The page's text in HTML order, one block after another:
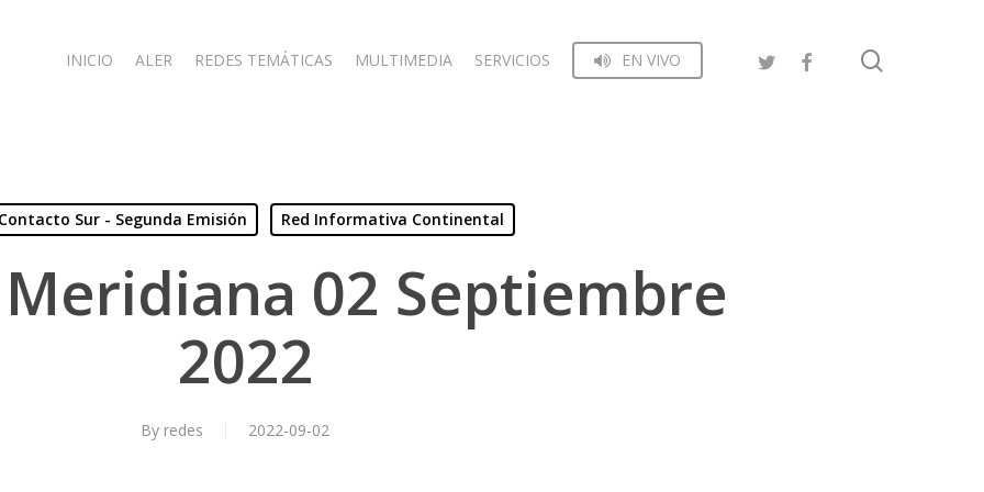
INICIO ALER REDES TEMÁTICAS MULTIMEDIA SERVICIOS EN VIVO
Contacto Sur - Segunda Emisión Red Informativa Continental
02 Septiembre
2022
By redes 2022-09-02